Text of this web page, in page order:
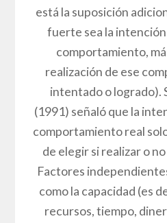
está la suposición
fuerte sea la
comportamiento,
realización de ese
intentado o logrado).
(1991) señaló que la
comportamiento real
de elegir si realizar o
Factores
como la capacidad (es
recursos, tiempo,